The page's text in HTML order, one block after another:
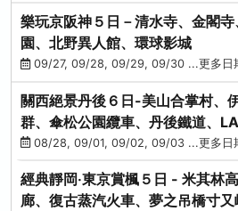
樂玩京阪神５日－清水寺、金閣
園、北野異人館、環球影城
09/27, 09/28, 09/29, 09/30 ...更多日
關西絕景丹後６日-美山合掌村、
群、傘松公園纜車、丹後鐵道、
08/28, 09/01, 09/02, 09/03 ...更多日
經典靜岡‧東京賞楓５日 - 米其林
廊、復古蒸汽火車、夢之吊橋寸